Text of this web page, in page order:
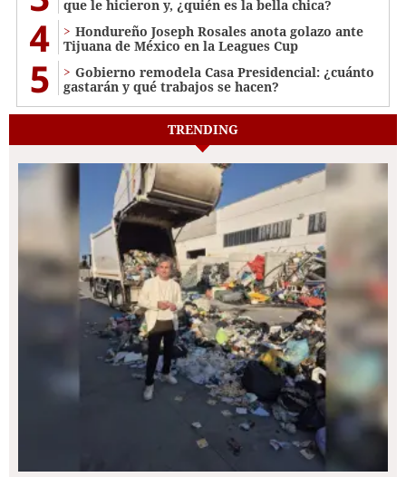
que le hicieron y, ¿quién es la bella chica?
4
Hondureño Joseph Rosales anota golazo ante
Tijuana de México en la Leagues Cup
5
Gobierno remodela Casa Presidencial: ¿cuánto
gastarán y qué trabajos se hacen?
TRENDING